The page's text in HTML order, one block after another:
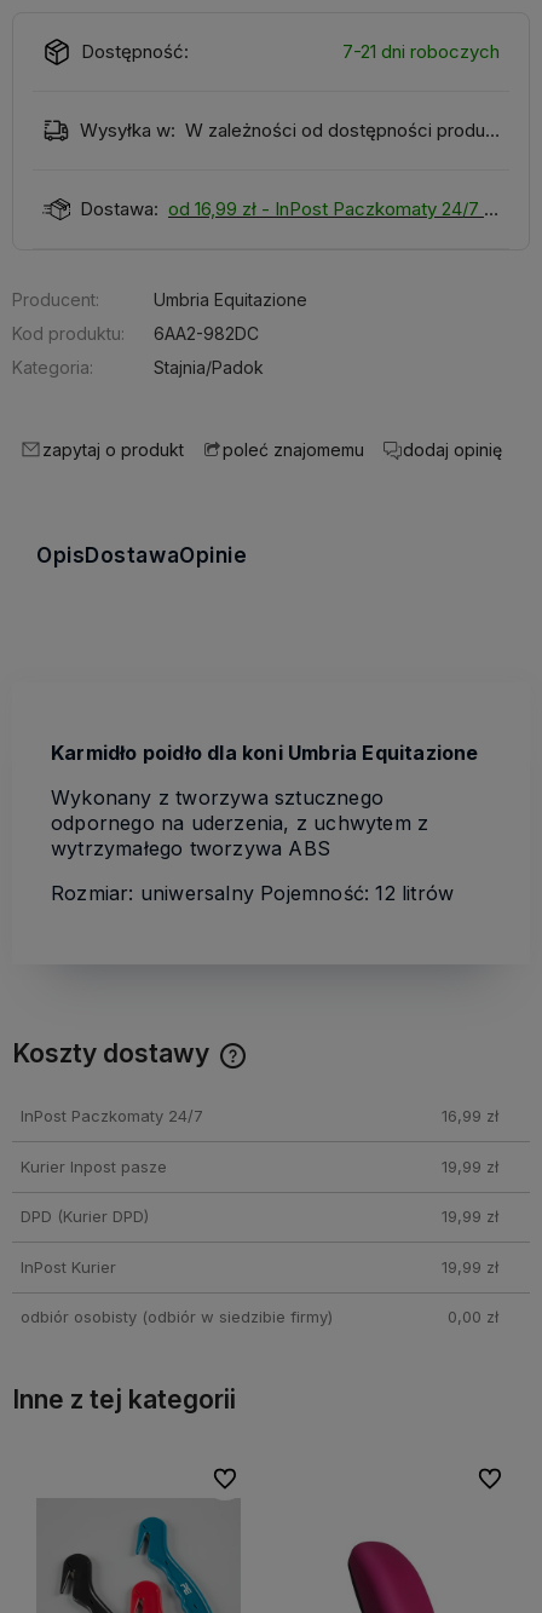
Dostępność: 7-21 dni roboczych
Wysyłka w: W zależności od dostępności produktu
Dostawa: od 16,99 zł - InPost Paczkomaty 24/7
Producent:
Umbria Equitazione
Kod produktu:
6AA2-982DC
Kategoria:
Stajnia/Padok
zapytaj o produkt poleć znajomemu dodaj opinię
OpisDostawaOpinie
Karmidło poidło dla koni Umbria Equitazione
Wykonany z tworzywa sztucznego
odpornego na uderzenia, z uchwytem z
wytrzymałego tworzywa ABS
Rozmiar: uniwersalny Pojemność: 12 litrów
Koszty dostawy
InPost Paczkomaty 24/7 16,99 zł
Kurier Inpost pasze 19,99 zł
DPD (Kurier DPD) 19,99 zł
InPost Kurier 19,99 zł
odbiór osobisty(odbiór w siedzibie firmy) 0,00 zł
Inne z tej kategorii
Do ulubionych
Do ulubionych Do
Do